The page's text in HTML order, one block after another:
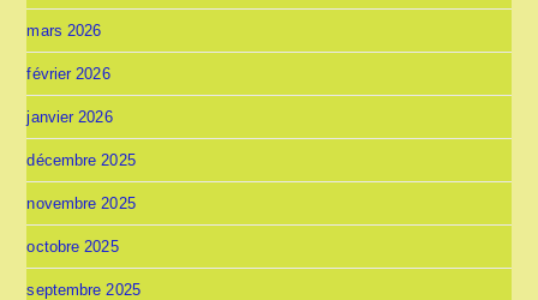
mars 2026
février 2026
janvier 2026
décembre 2025
novembre 2025
octobre 2025
septembre 2025